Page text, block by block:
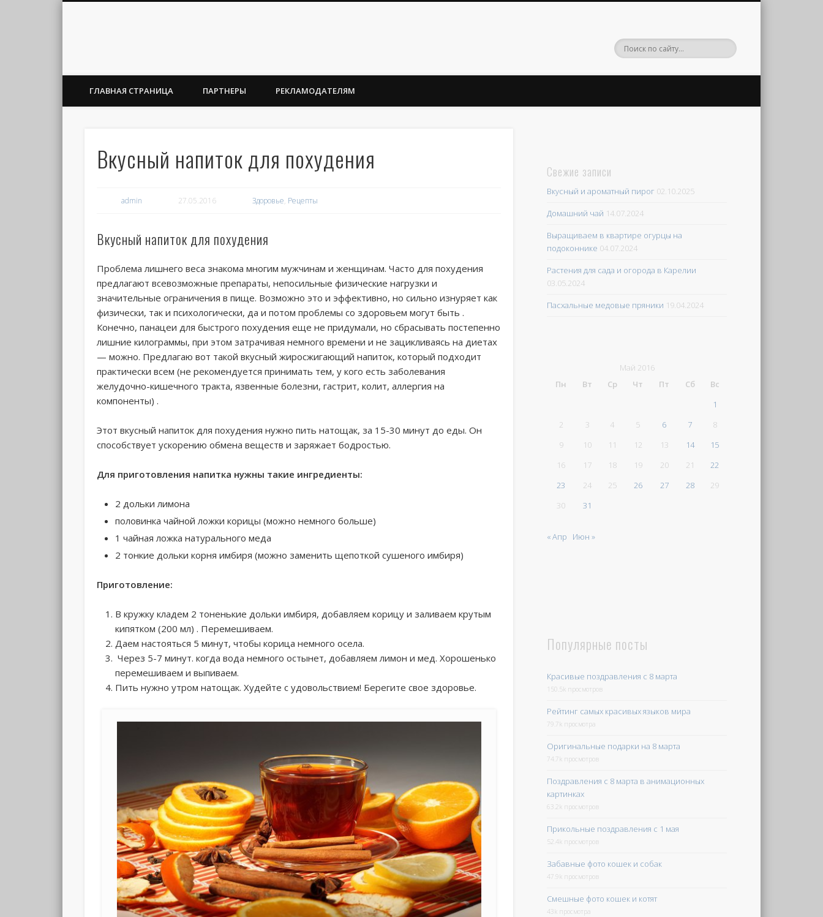
ГЛАВНАЯ СТРАНИЦА ПАРТНЕРЫ РЕКЛАМОДАТЕЛЯМ
Вкусный напиток для похудения
admin 27.05.2016 Здоровье, Рецепты
Вкусный напиток для похудения
Проблема лишнего веса знакома многим мужчинам и женщинам. Часто для похудения
предлагают всевозможные препараты, непосильные физические нагрузки и
значительные ограничения в пище. Возможно это и эффективно, но сильно изнуряет как
физически, так и психологически, да и потом проблемы со здоровьем могут быть .
Конечно, панацеи для быстрого похудения еще не придумали, но сбрасывать постепенно
лишние килограммы, при этом затрачивая немного времени и не зацикливаясь на диетах
— можно. Предлагаю вот такой вкусный жиросжигающий напиток, который подходит
практически всем (не рекомендуется принимать тем, у кого есть заболевания
желудочно-кишечного тракта, язвенные болезни, гастрит, колит, аллергия на
компоненты) .
Этот вкусный напиток для похудения нужно пить натощак, за 15-30 минут до еды. Он
способствует ускорению обмена веществ и заряжает бодростью.
Для приготовления напитка нужны такие ингредиенты:
2 дольки лимона
половинка чайной ложки корицы (можно немного больше)
1 чайная ложка натурального меда
2 тонкие дольки корня имбиря (можно заменить щепоткой сушеного имбиря)
Приготовление:
В кружку кладем 2 тоненькие дольки имбиря, добавляем корицу и заливаем крутым
кипятком (200 мл) . Перемешиваем.
Даем настояться 5 минут, чтобы корица немного осела.
Через 5-7 минут. когда вода немного остынет, добавляем лимон и мед. Хорошенько
перемешиваем и выпиваем.
Пить нужно утром натощак. Худейте с удовольствием! Берегите свое здоровье.
Свежие записи
Вкусный и ароматный пирог 02.10.2025
Домашний чай 14.07.2024
Выращиваем в квартире огурцы на
подоконнике 04.07.2024
Растения для сада и огорода в Карелии
03.05.2024
Пасхальные медовые пряники 19.04.2024
Май 2016
Пн
Вт Ср Чт Пт Сб
Вс
1
2
3 4 5 6 7
8
9
10 11 12 13 14
15
16
17 18 19 20 21
22
23
24 25 26 27 28
29
30
31
« Апр Июн »
Популярные посты
Красивые поздравления с 8 марта
150.5k просмотров
Рейтинг самых красивых языков мира
79.7k просмотра
Оригинальные подарки на 8 марта
74.7k просмотров
Поздравления с 8 марта в анимационных
картинках
63.2k просмотров
Прикольные поздравления с 1 мая
52.4k просмотров
Забавные фото кошек и собак
47.9k просмотров
Смешные фото кошек и котят
43k просмотра